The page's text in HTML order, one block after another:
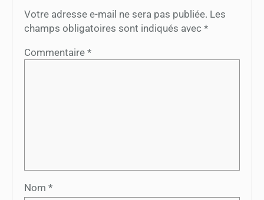
Votre adresse e-mail ne sera pas publiée. Les
champs obligatoires sont indiqués avec *
Commentaire *
Nom *